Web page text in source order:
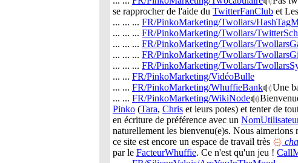
se rapprocher de l'aide du TwitterFanClub et
... ... ... FR/PinkoMarketing/Twollars/
... ... ... FR/PinkoMarketing/Twollars/
... ... ... FR/PinkoMarketing/Twollars/
... ... ... FR/PinkoMarketing/Twollars/
... ... ... FR/PinkoMarketing/Twollars/
... ... FR/PinkoMarketing/VidéoBulle
... ... FR/PinkoMarketing/WhuffieBank Une
... ... FR/PinkoMarketing/WikiNode
Pinko (Tara, Chris et leurs potes) et tenter de
en écriture de préférence avec un
naturellement les bienvenu(e)s. Nous
ce site est encore un espace de travail très
par le FacteurWhuffie. Ce n'est qu'un jeu !